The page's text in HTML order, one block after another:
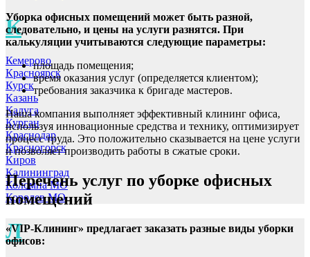
К
Кемерово
Красноярск
Курск
Казань
Калуга
Курган
Краснодар
Красногорск
Киров
Калининград
Коломна МО
Королев МО
Л
Уборка офисных помещений может быть разной,
следовательно, и цены на услуги разнятся. При
калькуляции учитываются следующие параметры:
площадь помещения;
время оказания услуг (определяется клиентом);
требования заказчика к бригаде мастеров.
Наша компания выполняет эффективный клининг офиса,
используя инновационные средства и технику, оптимизирует
процесс труда. Это положительно сказывается на цене услуги
и позволяет производить работы в сжатые сроки.
Перечень услуг по уборке офисных
помещений
«VIP-Клининг» предлагает заказать разные виды уборки
офисов: